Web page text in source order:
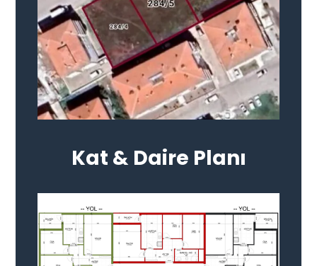
Kat & Daire Planı